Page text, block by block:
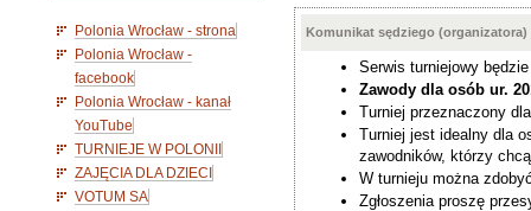
Polonia Wrocław - strona
Polonia Wrocław -
facebook
Polonia Wrocław - kanał
YouTube
TURNIEJE W POLONII
ZAJĘCIA DLA DZIECI
VOTUM SA
Komunikat sędziego (organizatora)
Serwis turniejowy
Zawody dla osób ur.
Turniej przeznaczony
Turniej jest idealny dla
zawodników, którzy
W turnieju można
Zgłoszenia proszę